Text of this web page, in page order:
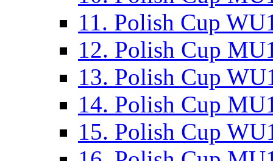
11. Polish Cup
12. Polish Cup
13. Polish Cup
14. Polish Cup
15. Polish Cup